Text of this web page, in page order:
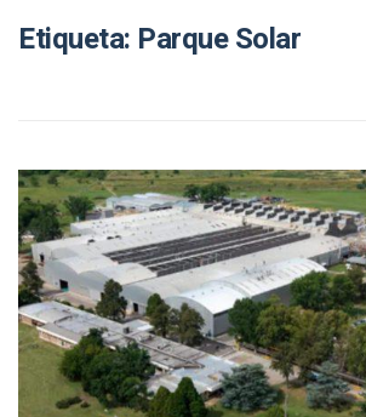
Etiqueta: Parque Solar